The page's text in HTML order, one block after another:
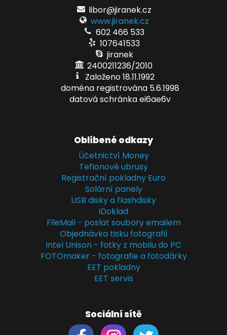
libor@jiranek.cz
www.jiranek.cz
602 466 533
107641533
jiranek
2400211236/2010
Založeno 18.11.1992
doména registrována 5.6.1998
datová schránka ei6ae6v
Oblíbené odkazy
Účetnictví Money
Teflonové ubrusy
Registrační pokladny Euro
Solární panely
USB disky a flashdisky
iDoklad
FileMail - poslat soubory emailem
Objednávka tisku fotografií
Intel Unison - fotky z mobilu do PC
FOTOmaker - fotografie a fotodárky
EET pokladny
EET servis
Sociální sítě